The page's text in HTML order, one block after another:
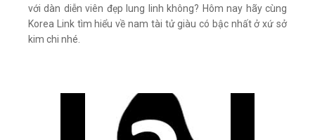
với dàn diễn viên đẹp lung linh không? Hôm nay hãy cùng
Korea Link tìm hiểu về nam tài tử giàu có bậc nhất ở xứ sở
kim chi nhé.